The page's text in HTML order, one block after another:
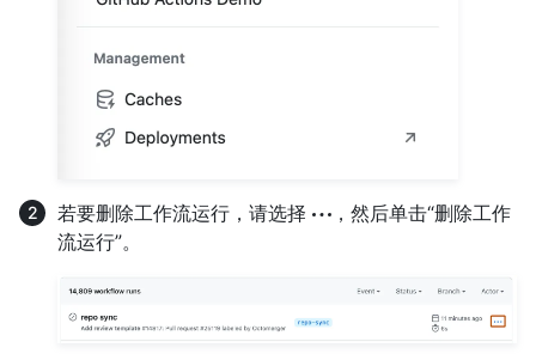
若要删除工作流运行，请选择
，然后单击“删除工作
流运行”。